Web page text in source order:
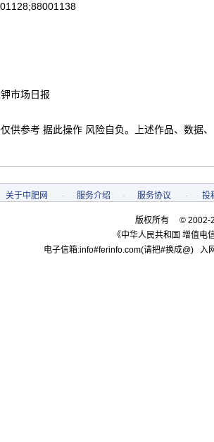
市场日报
供参考 据此操作 风险自负。上述作品、数据
关于中肥网 - 服务介绍 - 服务协议 - 投
版权所有 © 2002-
《中华人民共和国 增值电
电子信箱:info#ferinfo.com(请把#换成@)